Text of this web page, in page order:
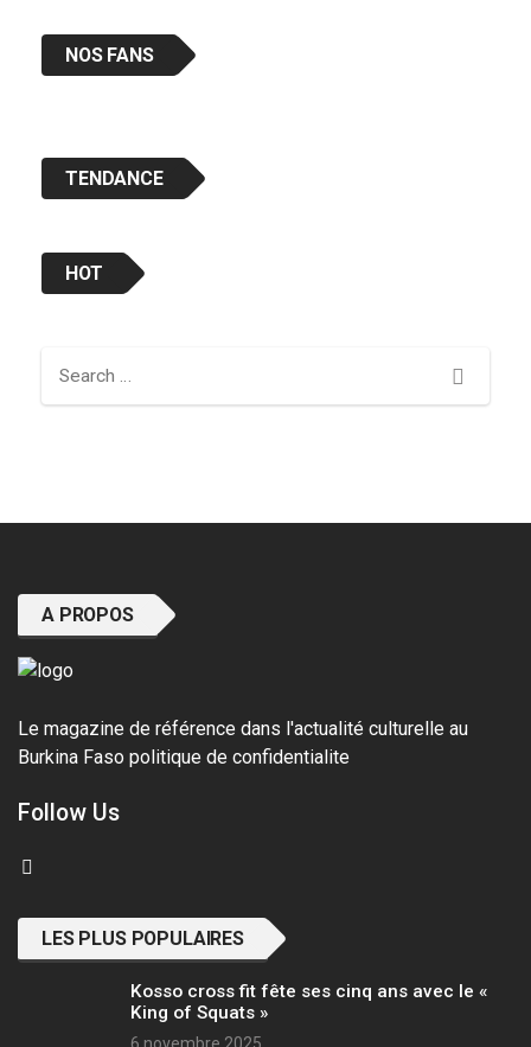
NOS FANS
TENDANCE
HOT
Search
A PROPOS
Le magazine de référence dans l'actualité culturelle au
Burkina Faso politique de confidentialite
Follow Us
LES PLUS POPULAIRES
Kosso cross fit fête ses cinq ans avec le «
King of Squats »
6 novembre 2025